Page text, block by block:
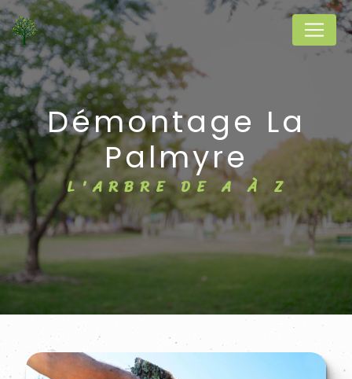
démontage La
Palmyre
L'ARBRE DE A À Z
Panneau de gestion des cookies